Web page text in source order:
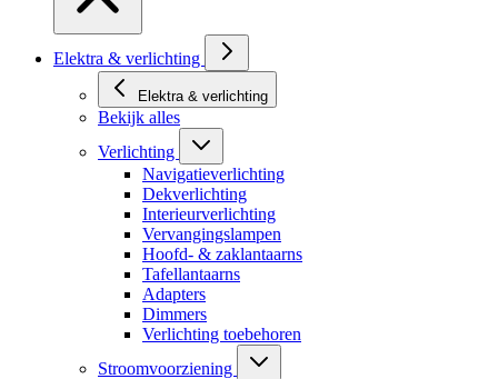
Elektra & verlichting
Elektra & verlichting
Bekijk alles
Verlichting
Navigatieverlichting
Dekverlichting
Interieurverlichting
Vervangingslampen
Hoofd- & zaklantaarns
Tafellantaarns
Adapters
Dimmers
Verlichting toebehoren
Stroomvoorziening